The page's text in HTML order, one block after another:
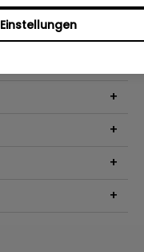
Einstellungen